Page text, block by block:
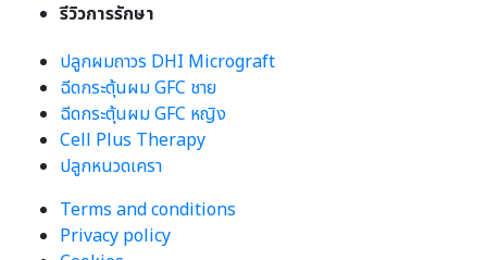
รีวิวการรักษา
ปลูกผมถาวร DHI Micrograft
ฉีดกระตุ้นผม GFC ชาย
ฉีดกระตุ้นผม GFC หญิง
Cell Plus Therapy
ปลูกหนวดเครา
Terms and conditions
Privacy policy